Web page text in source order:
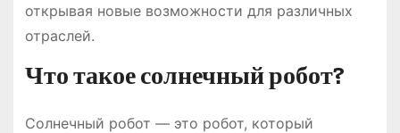
открывая новые возможности для различных
отраслей.
Что такое солнечный робот?
Солнечный робот — это робот, который